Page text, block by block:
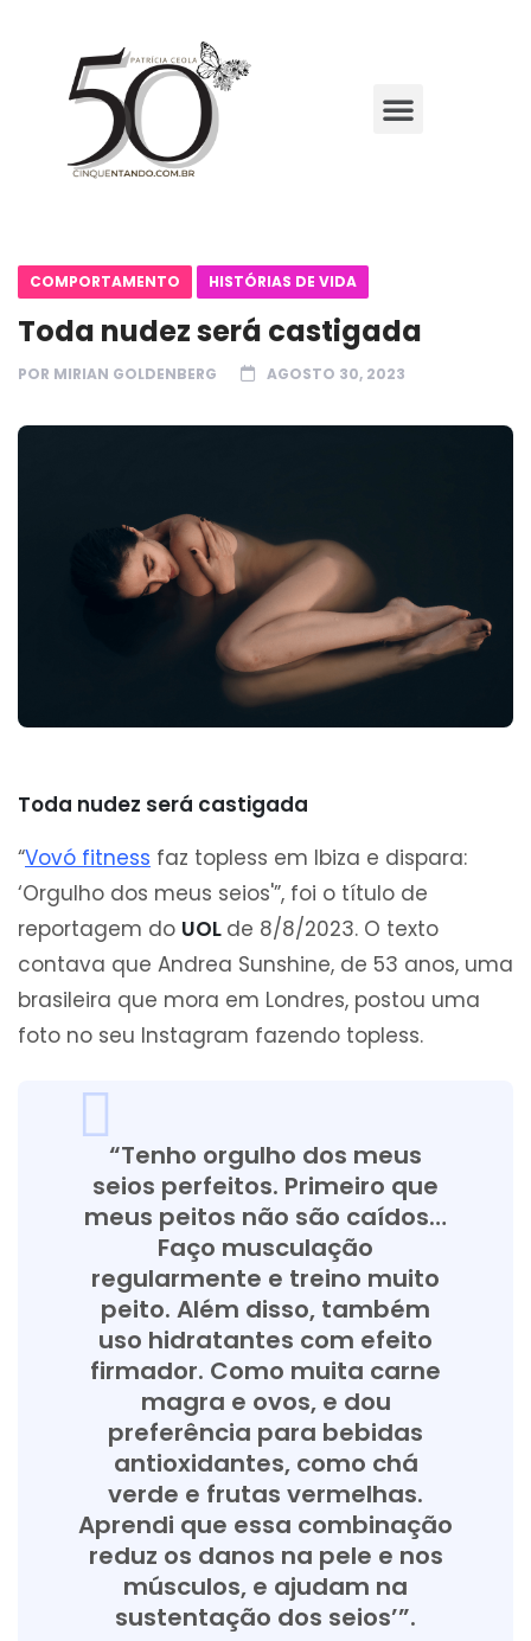
COMPORTAMENTO HISTÓRIAS DE VIDA
Toda nudez será castigada
POR MIRIAN GOLDENBERG AGOSTO 30, 2023
Toda nudez será castigada
“Vovó fitness faz topless em Ibiza e dispara:
‘Orgulho dos meus seios'”, foi o título de
reportagem do UOL de 8/8/2023. O texto
contava que Andrea Sunshine, de 53 anos, uma
brasileira que mora em Londres, postou uma
foto no seu Instagram fazendo topless.
“Tenho orgulho dos meus
seios perfeitos. Primeiro que
meus peitos não são caídos…
Faço musculação
regularmente e treino muito
peito. Além disso, também
uso hidratantes com efeito
firmador. Como muita carne
magra e ovos, e dou
preferência para bebidas
antioxidantes, como chá
verde e frutas vermelhas.
Aprendi que essa combinação
reduz os danos na pele e nos
músculos, e ajudam na
sustentação dos seios’”.